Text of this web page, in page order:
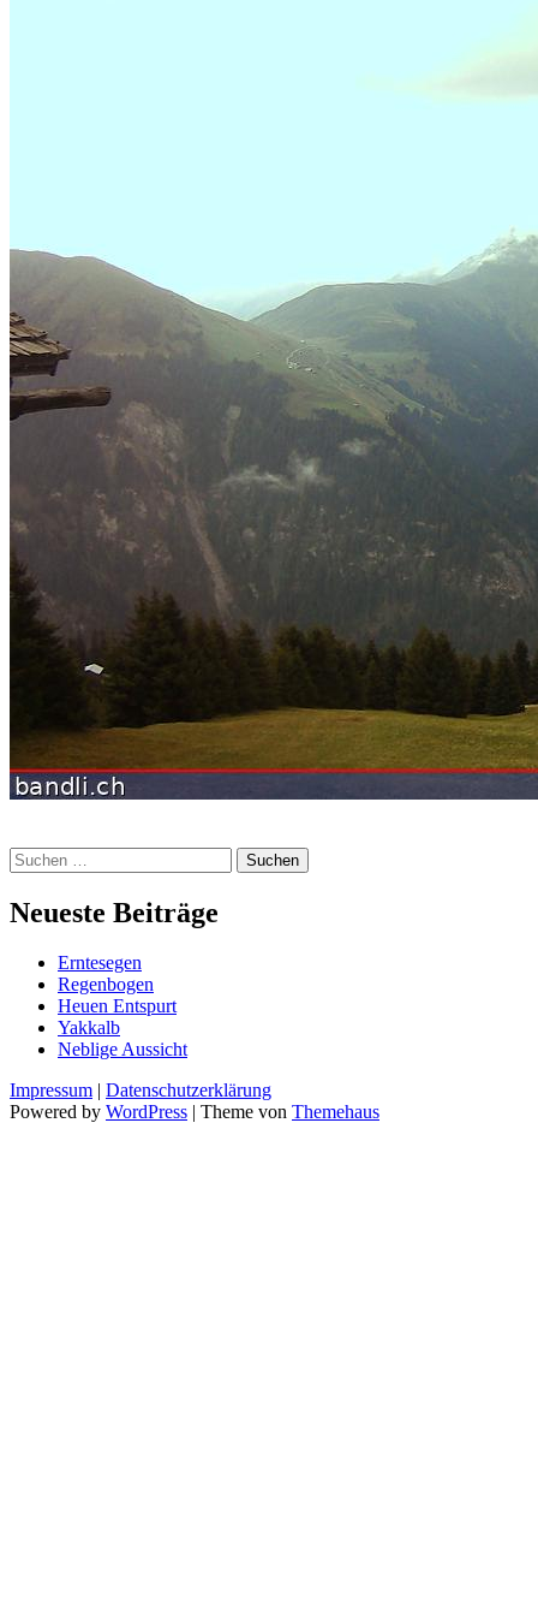
Suchen
nach:
Neueste Beiträge
Erntesegen
Regenbogen
Heuen Entspurt
Yakkalb
Neblige Aussicht
Impressum | Datenschutzerklärung
Powered by WordPress | Theme von Themehaus